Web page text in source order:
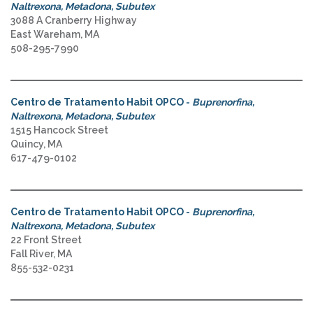
Naltrexona, Metadona, Subutex
3088 A Cranberry Highway
East Wareham, MA
508-295-7990
Centro de Tratamento Habit OPCO - Buprenorfina,
Naltrexona, Metadona, Subutex
1515 Hancock Street
Quincy, MA
617-479-0102
Centro de Tratamento Habit OPCO - Buprenorfina,
Naltrexona, Metadona, Subutex
22 Front Street
Fall River, MA
855-532-0231